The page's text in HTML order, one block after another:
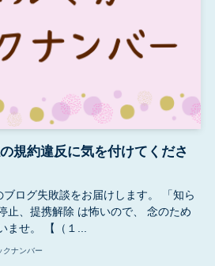
規約違反に気を付けてくださ
ログ失敗談をお届けします。 「知ら
、提携解除 は怖いので、 念のため
ませ。 【（１...
クナンバー